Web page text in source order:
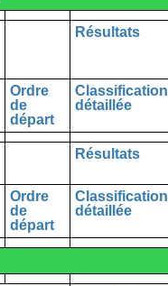
Résultats
Ordre
de
départ
Classification
détaillée
Résultats
Ordre
de
départ
Classification
détaillée